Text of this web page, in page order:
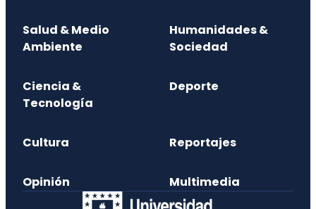
Salud & Medio
Ambiente
Humanidades &
Sociedad
Ciencia &
Tecnología
Deporte
Cultura Reportajes
Opinión Multimedia